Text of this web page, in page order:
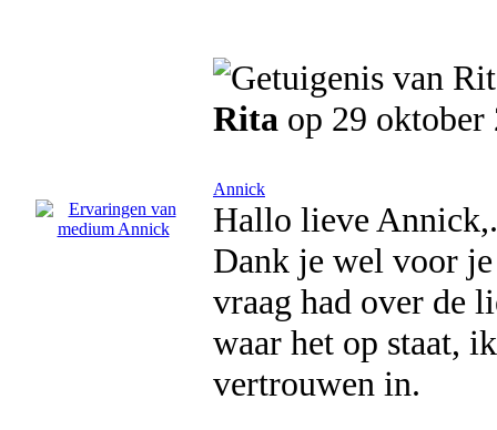
Rita op 29 oktober
Annick
Hallo lieve Annick,.
Dank je wel voor
vraag had over de
waar het op staat,
vertrouwen in.